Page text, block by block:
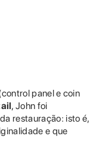
panel e coin
, John foi
restauração: isto é,
e que